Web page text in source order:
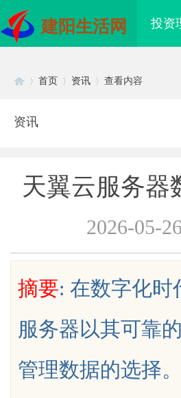
建阳生活网 投资
首页 资讯 查看内容
资讯
天翼云服务器
2026-05-26
摘要: 在数字化时
服务器以其可靠
管理数据的选择